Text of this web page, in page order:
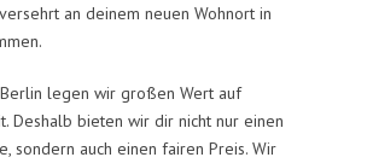
an deinem neuen Wohnort in
legen wir großen Wert auf
Deshalb bieten wir dir nicht nur einen
sondern auch einen fairen Preis. Wir